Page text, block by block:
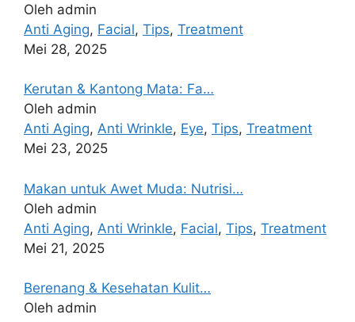
Oleh admin
Anti Aging, Facial, Tips, Treatment
Mei 28, 2025
Kerutan & Kantong Mata: Fa…
Oleh admin
Anti Aging, Anti Wrinkle, Eye, Tips, Treatment
Mei 23, 2025
Makan untuk Awet Muda: Nutrisi…
Oleh admin
Anti Aging, Anti Wrinkle, Facial, Tips, Treatment
Mei 21, 2025
Berenang & Kesehatan Kulit…
Oleh admin